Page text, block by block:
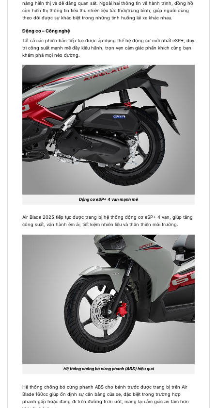
năng hiển thị và dễ dàng quan sát. Ngoài hai thông tin về hành trình, đồng hồ
còn hiển thị thông tin tiêu thụ nhiên liệu tức thời/trung bình, giúp người dùng
theo dõi được sự khác biệt trong những tình huống lái xe khác nhau.
Động cơ – Công nghệ
Tất cả các phiên bản tiếp tục được áp dụng thế hệ động cơ mới nhất eSP+, duy
trì công suất mạnh mẽ đầy kiêu hãnh, trọn vẹn cảm giác phấn khích cùng bạn
khám phá mọi nẻo đường.
Động cơ eSP+ 4 van mạnh mẽ
Air Blade 2025 tiếp tục được trang bị hệ thống động cơ eSP+ 4 van, giúp tăng
công suất, vận hành êm ái, tiết kiệm nhiên liệu và thân thiện môi trường.
Hệ thống chống bó cứng phanh (ABS) hiệu quả
Hệ thống chống bó cứng phanh ABS cho bánh trước được trang bị trên Air
Blade 160cc giúp ổn định sự cân bằng của xe, đặc biệt trong trường hợp
phanh gấp hoặc đang đi trên đường trơn ướt, mang lại cảm giác an tâm hơn